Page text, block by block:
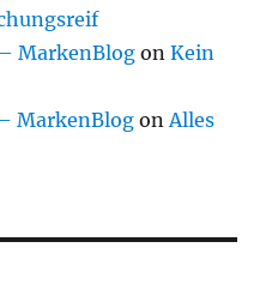
MarkenBlog onKein
MarkenBlog onAlles